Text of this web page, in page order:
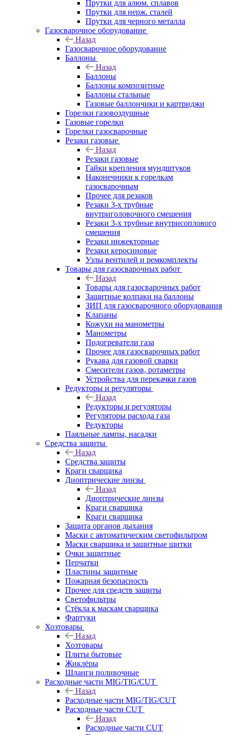
Прутки для алюм. сплавов
Прутки для нерж. сталей
Прутки для черного металла
Газосварочное оборудование
Назад
Газосварочное оборудование
Баллоны
Назад
Баллоны
Баллоны композитные
Баллоны стальные
Газовые баллончики и картриджи
Горелки газовоздушные
Газовые горелки
Горелки газосварочные
Резаки газовые
Назад
Резаки газовые
Гайки крепления мундштуков
Наконечники к горелкам
газосварочным
Прочее для резаков
Резаки 3-х трубные
внутриголовочного смешения
Резаки 3-х трубные внутрисоплового
смешения
Резаки инжекторные
Резаки керосиновые
Узлы вентилей и ремкомплекты
Товары для газосварочных работ
Назад
Товары для газосварочных работ
Защитные колпаки на баллоны
ЗИП для газосварочного оборудования
Клапаны
Кожухи на манометры
Манометры
Подогреватели газа
Прочее для газосварочных работ
Рукава для газовой сварки
Смесители газов, ротаметры
Устройства для перекачки газов
Редукторы и регуляторы
Назад
Редукторы и регуляторы
Регуляторы расхода газа
Редукторы
Паяльные лампы, насадки
Средства защиты
Назад
Средства защиты
Краги сварщика
Диоптрические линзы
Назад
Диоптрические линзы
Краги сварщика
Краги сварщика
Защита органов дыхания
Маски с автоматическим светофильтром
Маски сварщика и защитные щитки
Очки защитные
Перчатки
Пластины защитные
Пожарная безопасность
Прочее для средств защиты
Светофильтры
Стёкла к маскам сварщика
Фартуки
Хозтовары
Назад
Хозтовары
Плиты бытовые
Жиклёры
Шланги поливочные
Расходные части MIG/TIG/CUT
Назад
Расходные части MIG/TIG/CUT
Расходные части CUT
Назад
Расходные части CUT